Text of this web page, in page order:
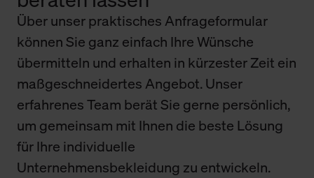
Über unser praktisches Anfrageformular
können Sie ganz einfach Ihre Wünsche
übermitteln und erhalten in kürzester Zeit ein
maßgeschneidertes Angebot. Unser
erfahrenes Team berät Sie gerne persönlich,
um gemeinsam mit Ihnen die beste Lösung
für Ihre individuelle
Unternehmensbekleidung zu entwickeln.